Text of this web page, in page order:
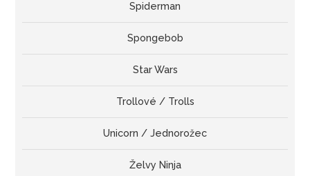
Spiderman
Spongebob
Star Wars
Trollové / Trolls
Unicorn / Jednorožec
Želvy Ninja